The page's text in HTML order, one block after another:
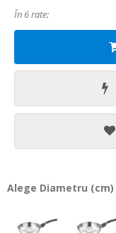
În 6 rate:
Alege Diametru (cm)